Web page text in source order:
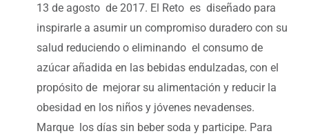
13 de agosto de 2017. El Reto es diseñado para
inspirarle a asumir un compromiso duradero con su
salud reduciendo o eliminando el consumo de
azúcar añadida en las bebidas endulzadas, con el
propósito de mejorar su alimentación y reducir la
obesidad en los niños y jóvenes nevadenses.
Marque los días sin beber soda y participe. Para